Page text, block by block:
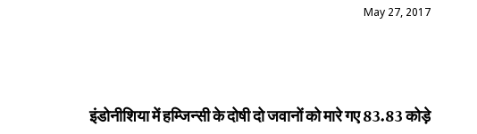
May 27, 2017
इंडोनीशिया में हम्जिन्सी के दोषी दो जवानों को मारे गए 83.83 कोड़े